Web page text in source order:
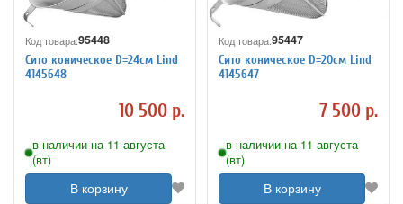
Код товара:95448
Сито коническое D=24см Lind
4145648
10 500 р.
в наличии на 11 августа
(вт)
В корзину
Код товара:95447
Сито коническое D=20см Lind
4145647
7 500 р.
в наличии на 11 августа
(вт)
В корзину